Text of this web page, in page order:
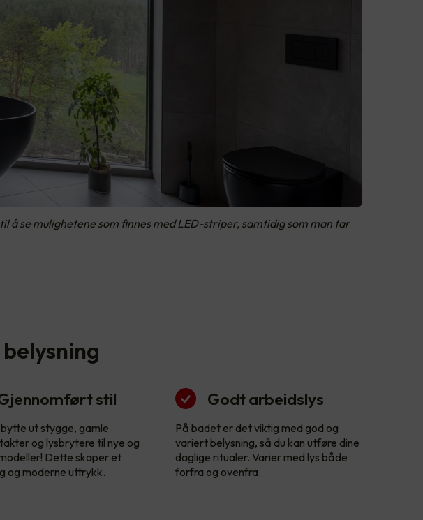
å se mulighetene som finnes med LED-striper, samtidig som man tar
stil
bytte ut stygge, gamle
og lysbrytere til nye og
Dette skaper et
og moderne uttrykk.
Godt arbeidslys
På badet er det viktig med god og
variert belysning, så du kan utføre dine
daglige ritualer. Varier med lys både
forfra og ovenfra.